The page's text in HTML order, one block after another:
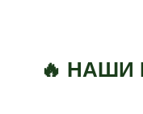
🔥 НАШИ